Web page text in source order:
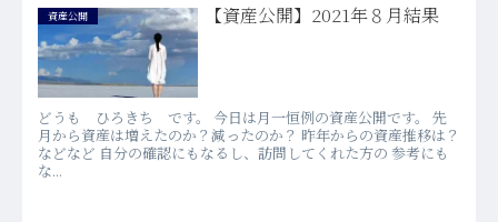
資産公開 【資産公開】2021年８月結果
どうも ひろきち です。 今日は月一恒例の資産公開です。 先
月から資産は増えたのか？減ったのか？ 昨年からの資産推移は？
などなど 自分の確認にもなるし、訪問してくれた方の 参考にも
な...